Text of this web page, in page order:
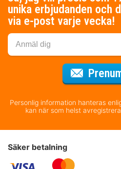
unika erbjudanden och
via e-post varje vecka!
Personlig information hanteras
kan när som helst
Säker betalning